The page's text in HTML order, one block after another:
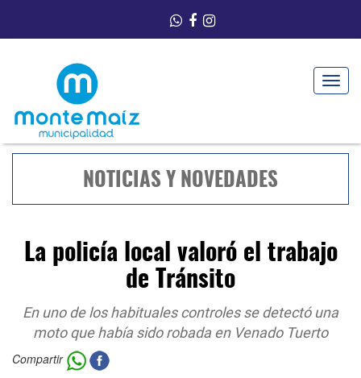
Toggle
NOTICIAS Y NOVEDADES
La policía local valoró el trabajo
de Tránsito
En uno de los habituales controles se detectó una
moto que había sido robada en Venado Tuerto
Compartir